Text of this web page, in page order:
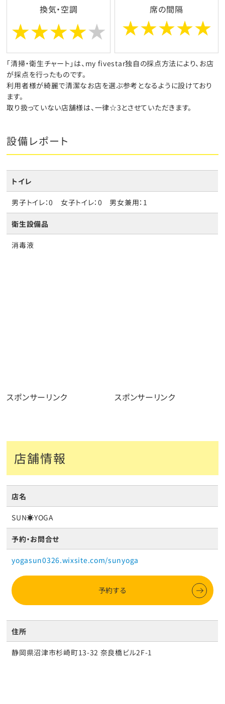
換気・空調 席の間隔
「清掃・衛生チャート」は、my fivestar独自の採点方法により、お店
が採点を行ったものです。
利用者様が綺麗で清潔なお店を選ぶ参考となるように設けており
ます。
取り扱っていない店舗様は、一律☆3とさせていただきます。
設備レポート
トイレ
男子トイレ：0 女子トイレ：0 男女兼用：1
衛生設備品
消毒液
スポンサーリンク スポンサーリンク
店舗情報
店名
SUN☀︎YOGA
予約・お問合せ
yogasun0326.wixsite.com/sunyoga
予約する
住所
静岡県沼津市杉崎町13-32 奈良橋ビル2F-1